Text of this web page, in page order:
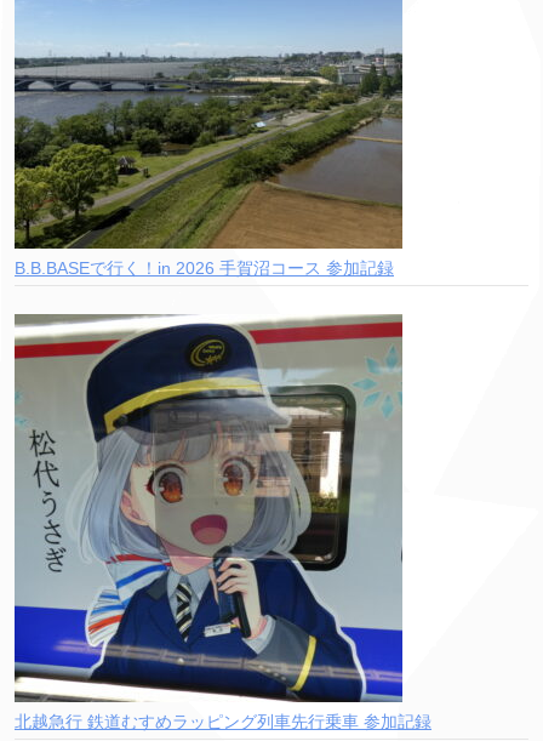
B.B.BASEで行く！in 2026 手賀沼コース 参加記録
北越急行 鉄道むすめラッピング列車先行乗車 参加記録